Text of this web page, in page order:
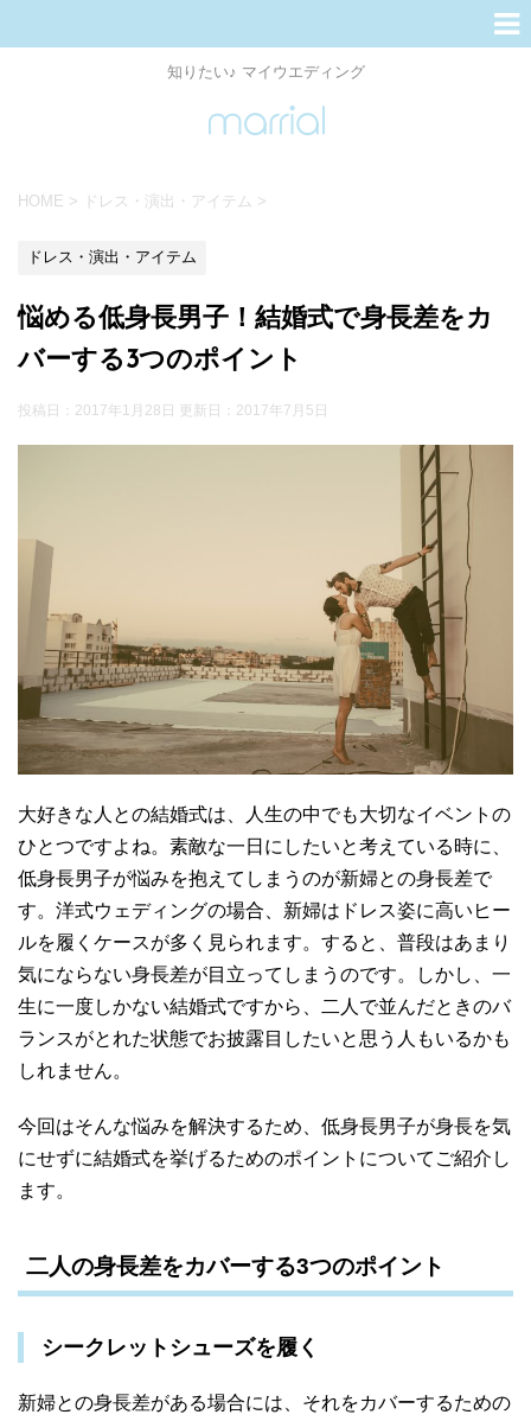
知りたい♪ マイウエディング
HOME > ドレス・演出・アイテム >
ドレス・演出・アイテム
悩める低身長男子！結婚式で身長差をカ
バーする3つのポイント
投稿日：2017年1月28日 更新日： 2017年7月5日
大好きな人との結婚式は、人生の中でも大切なイベントの
ひとつですよね。素敵な一日にしたいと考えている時に、
低身長男子が悩みを抱えてしまうのが新婦との身長差で
す。洋式ウェディングの場合、新婦はドレス姿に高いヒー
ルを履くケースが多く見られます。すると、普段はあまり
気にならない身長差が目立ってしまうのです。しかし、一
生に一度しかない結婚式ですから、二人で並んだときのバ
ランスがとれた状態でお披露目したいと思う人もいるかも
しれません。
今回はそんな悩みを解決するため、低身長男子が身長を気
にせずに結婚式を挙げるためのポイントについてご紹介し
ます。
二人の身長差をカバーする3つのポイント
シークレットシューズを履く
新婦との身長差がある場合には、それをカバーするための